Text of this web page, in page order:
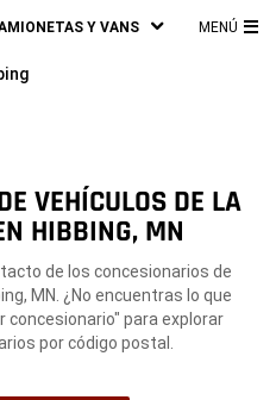
Y VANS MENÚ
VEHÍCULOS DE LA
HIBBING, MN
de los concesionarios de
MN. ¿No encuentras lo que
concesionario" para explorar
por código postal.